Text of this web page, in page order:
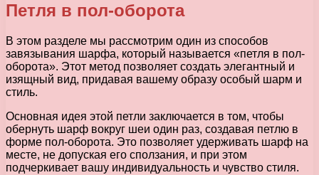
Петля в пол-оборота
В этом разделе мы рассмотрим один из способов
завязывания шарфа, который называется «петля в пол-
оборота». Этот метод позволяет создать элегантный и
изящный вид, придавая вашему образу особый шарм и
стиль.
Основная идея этой петли заключается в том, чтобы
обернуть шарф вокруг шеи один раз, создавая петлю в
форме пол-оборота. Это позволяет удерживать шарф на
месте, не допуская его сползания, и при этом
подчеркивает вашу индивидуальность и чувство стиля.